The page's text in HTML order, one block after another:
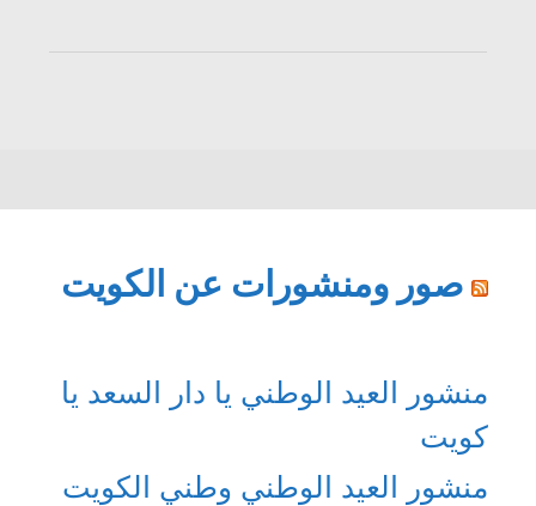
صور ومنشورات عن الكويت
منشور العيد الوطني يا دار السعد يا
كويت
منشور العيد الوطني وطني الكويت